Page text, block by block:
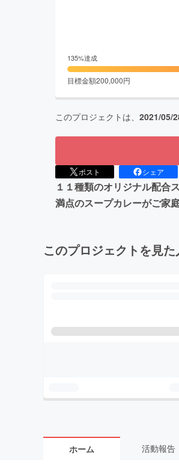
135%達成
目標金額200,000円
このプロジェクトは、 2021/05/
ポスト シェア
１１種類のオリジナル配合
満点のスープカレーがご家
このプロジェクトを見
ホーム 活動報告